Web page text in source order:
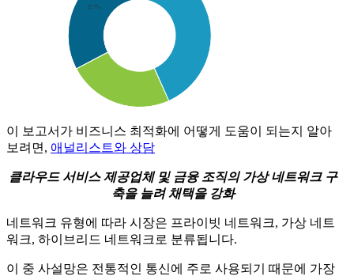
이 보고서가 비즈니스 최적화에 어떻게 도움이 되는지 알아
보려면, 애널리스트와 상담
클라우드 서비스 제공업체 및 금융 조직의 가상 네트워크 구
축을 늘려 채택을 강화
네트워크 유형에 따라 시장은 프라이빗 네트워크, 가상 네트
워크, 하이브리드 네트워크로 분류됩니다.
이 중 사설망은 전통적인 통신에 주로 사용되기 때문에 가장